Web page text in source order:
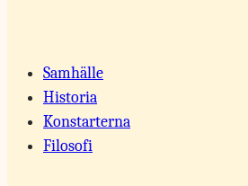
Samhälle
Historia
Konstarterna
Filosofi